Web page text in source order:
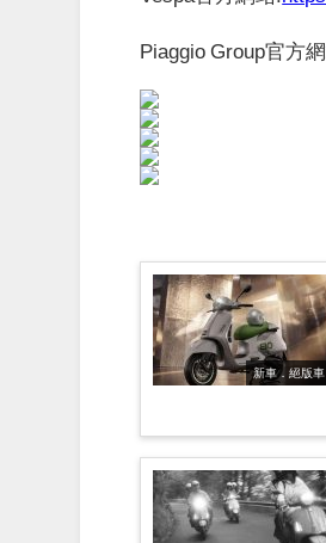
Piaggio Group官方
新車．絕版車